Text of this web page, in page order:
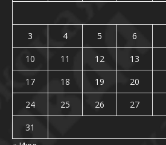
3
4 5 6
10
11 12 13
17
18 19 20
24
25 26 27
31